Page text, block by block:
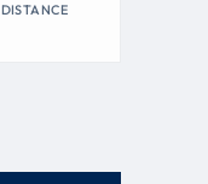
DISTANCE